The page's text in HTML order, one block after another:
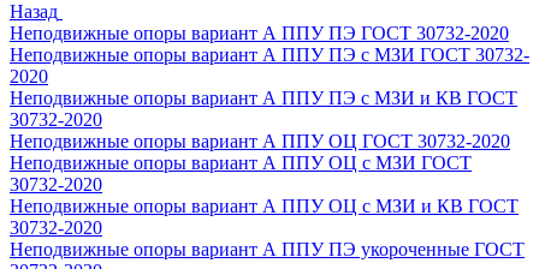
Назад
Неподвижные опоры вариант А ППУ ПЭ ГОСТ 30732-2020
Неподвижные опоры вариант А ППУ ПЭ с МЗИ ГОСТ 30732-
2020
Неподвижные опоры вариант А ППУ ПЭ с МЗИ и КВ ГОСТ
30732-2020
Неподвижные опоры вариант А ППУ ОЦ ГОСТ 30732-2020
Неподвижные опоры вариант А ППУ ОЦ с МЗИ ГОСТ
30732-2020
Неподвижные опоры вариант А ППУ ОЦ с МЗИ и КВ ГОСТ
30732-2020
Неподвижные опоры вариант А ППУ ПЭ укороченные ГОСТ